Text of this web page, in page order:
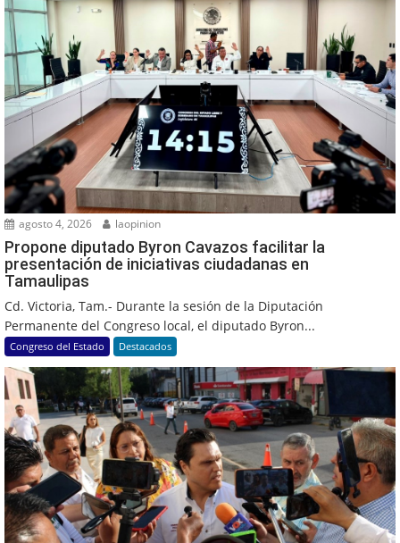
agosto 4, 2026 laopinion
Propone diputado Byron Cavazos facilitar la
presentación de iniciativas ciudadanas en
Tamaulipas
Cd. Victoria, Tam.- Durante la sesión de la Diputación
Permanente del Congreso local, el diputado Byron...
Congreso del Estado Destacados